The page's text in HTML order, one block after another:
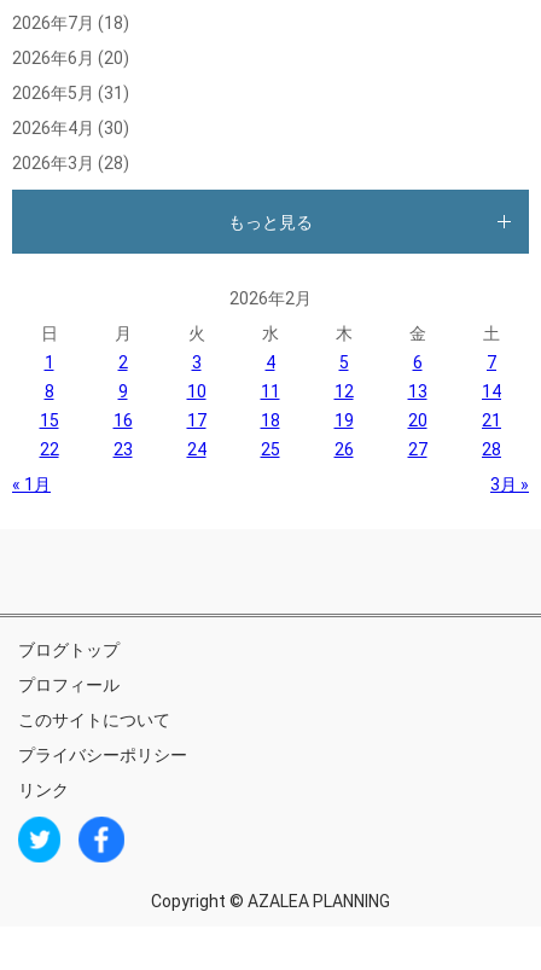
2026年7月 (18)
2026年6月 (20)
2026年5月 (31)
2026年4月 (30)
2026年3月 (28)
もっと見る
2026年2月
日
月 火 水 木 金
土
1
2 3 4 5 6
7
8
9 10 11 12 13
14
15
16 17 18 19 20
21
22
23 24 25 26 27
28
« 1月
3月 »
ブログトップ
プロフィール
このサイトについて
プライバシーポリシー
リンク
Copyright © AZALEA PLANNING